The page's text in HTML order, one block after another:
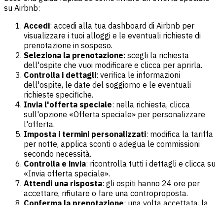
su Airbnb:
Accedi: accedi alla tua dashboard di Airbnb per
visualizzare i tuoi alloggi e le eventuali richieste di
prenotazione in sospeso.
Seleziona la prenotazione: scegli la richiesta
dell'ospite che vuoi modificare e clicca per aprirla.
Controlla i dettagli: verifica le informazioni
dell'ospite, le date del soggiorno e le eventuali
richieste specifiche.
Invia l'offerta speciale: nella richiesta, clicca
sull'opzione «Offerta speciale» per personalizzare
l'offerta.
Imposta i termini personalizzati: modifica la tariffa
per notte, applica sconti o adegua le commissioni
secondo necessità.
Controlla e invia: ricontrolla tutti i dettagli e clicca su
«Invia offerta speciale».
Attendi una risposta: gli ospiti hanno 24 ore per
accettare, rifiutare o fare una controproposta.